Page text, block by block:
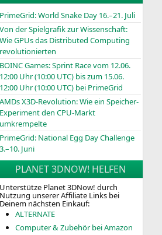
PrimeGrid: World Snake Day 16.–21. Juli
Von der Spielgrafik zur Wissenschaft:
Wie GPUs das Distributed Computing
revolutionierten
BOINCGames: Sprint Race vom 12.06.
12:00 Uhr (10:00 UTC) bis zum 15.06.
12:00 Uhr (10:00 UTC) bei PrimeGrid
AMDs X3D-Revolution: Wie ein Speicher-
Experiment den CPU-Markt
umkrempelte
PrimeGrid: National Egg Day Challenge
3.–10. Juni
PLANET 3DNOW! HELFEN
Unterstütze Planet 3DNow! durch
Nutzung unserer Affiliate Links bei
Deinem nächsten Einkauf:
ALTERNATE
Computer & Zubehör bei Amazon